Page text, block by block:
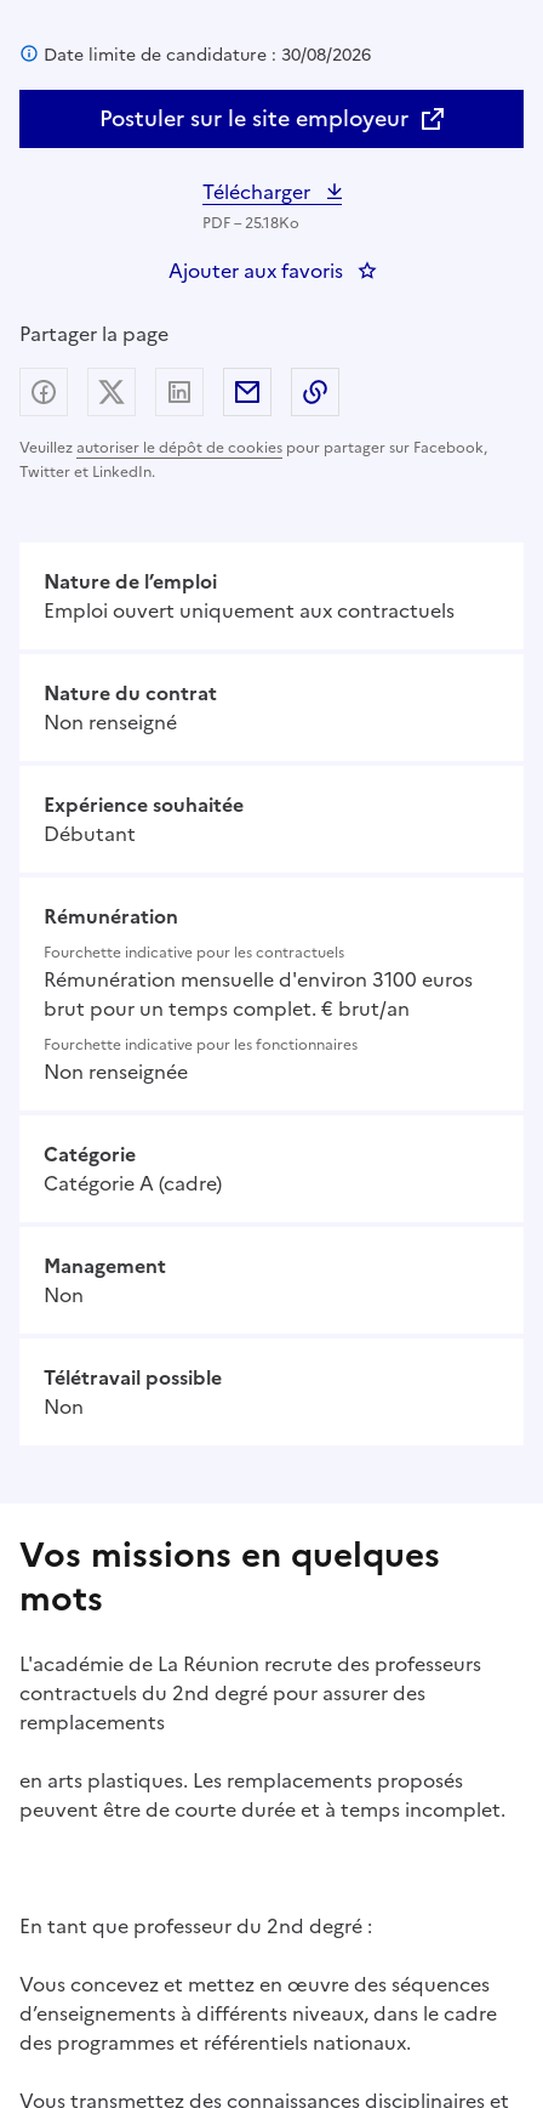
Postuler sur le site employeur
Date limite de candidature : 30/08/2026
Télécharger
PDF – 25.18Ko
Ajouter aux favoris : Enseignant(e) en
Partager la page
Veuillezautoriser le dépôt de cookies pour partager sur Facebook,
Twitter et LinkedIn.
Partager sur Facebook
Partager sur X (anciennement Twitter) -
Partager sur LinkedIn
Partager par email
Nature de l’emploi
Emploi ouvert uniquement aux contractuels
Nature du contrat
Non renseigné
Expérience souhaitée
Débutant
Rémunération
Fourchette indicative pour les contractuels
Rémunération mensuelle d'environ 3100 euros
brut pour un temps complet. € brut/an
Fourchette indicative pour les fonctionnaires
Non renseignée
Catégorie
Catégorie A (cadre)
Management
Non
Télétravail possible
Non
Vos missions en quelques
mots
L'académie de La Réunion recrute des professeurs
contractuels du 2nd degré pour assurer des
remplacements
en arts plastiques. Les remplacements proposés
peuvent être de courte durée et à temps incomplet.
En tant que professeur du 2nd degré :
Vous concevez et mettez en œuvre des séquences
d’enseignements à différents niveaux, dans le cadre
des programmes et référentiels nationaux.
Vous transmettez des connaissances disciplinaires et